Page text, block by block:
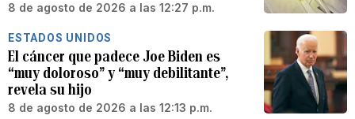
8 de agosto de 2026 a las 12:27 p.m.
ESTADOS UNIDOS
El cáncer que padece Joe Biden es
“muy doloroso” y “muy debilitante”,
revela su hijo
8 de agosto de 2026 a las 12:13 p.m.